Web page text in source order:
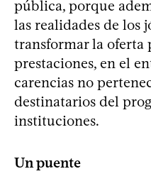
pública, porque
las realidades de los
transformar la oferta
prestaciones, en el
carencias no
destinatarios del
instituciones.
Un puente